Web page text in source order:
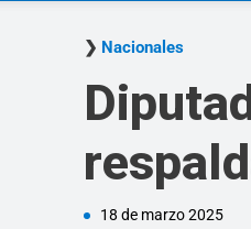
Nacionales
18 de marzo 2025